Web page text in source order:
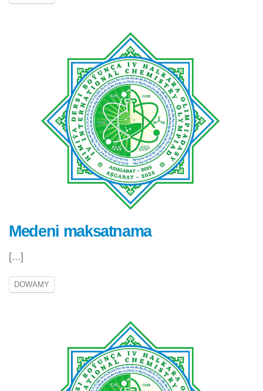
Medeni maksatnama
[...]
DOWAMY